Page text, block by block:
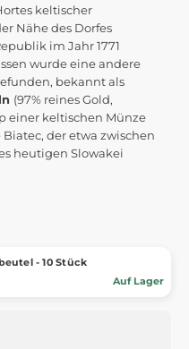
keltischer
Nähe des Dorfes
im Jahr 1771
wurde eine andere
bekannt als
(97% reines Gold,
einer keltischen Münze
der etwa zwischen
heutigen Slowakei
- 10 Stück
Auf Lager